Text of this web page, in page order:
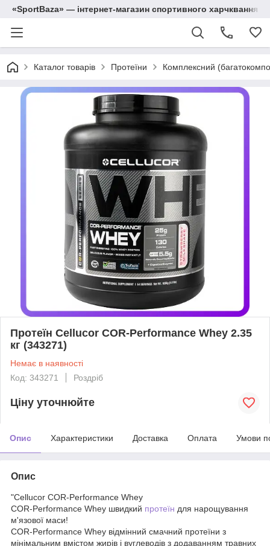
«SportBaza» — інтернет-магазин спортивного харчквання
Каталог товарів Протеїни Комплексний
Протеїн Cellucor COR-Performance Whey 2.35
кг (343271)
Немає в наявності
Код: 343271
Роздріб
Ціну уточнюйте
Опис Характеристики Доставка Оплата Умови
Опис
"Cellucor COR-Performance Whey
COR-Performance Whey швидкий протеїн для нарощування
м'язової маси!
COR-Performance Whey відмінний смачний протеїни з
мінімальним вмістом жирів і вуглеводів з додаванням травних